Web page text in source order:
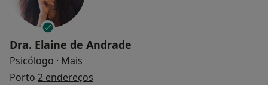
Dra. Elaine de Andrade
Psicólogo · Mais
Porto 2 endereços